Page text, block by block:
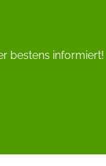
bestens informiert!